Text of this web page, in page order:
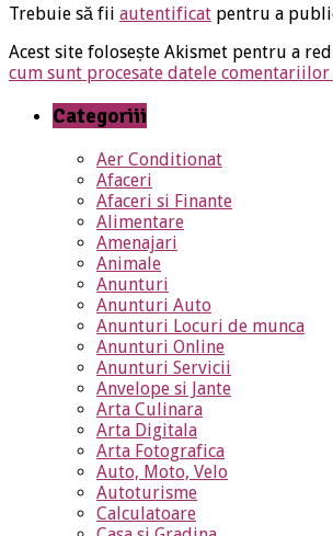
Trebuie să fii autentificat pentru a
Acest site folosește Akismet pentru a
cum sunt procesate datele
Categoriii
Aer Conditionat
Afaceri
Afaceri si Finante
Alimentare
Amenajari
Animale
Anunturi
Anunturi Auto
Anunturi Locuri de munca
Anunturi Online
Anunturi Servicii
Anvelope si Jante
Arta Culinara
Arta Digitala
Arta Fotografica
Auto, Moto, Velo
Autoturisme
Calculatoare